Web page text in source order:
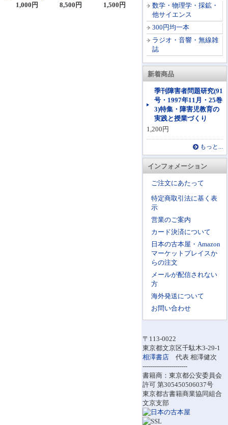
数学・物理学・採鉱・
他サイエンス
300円均一本
ラジオ・音響・無線雑
誌
新着商品
季刊障害者問題研究(91
号・1997年11月・25巻
3)特集・障害児教育の
実践と授業づくり
1,200円
もっと...
インフォメーション
ご注文にあたって
特定商取引法に基く表
示
営業のご案内
カード決済について
日本の古本屋・Amazon
マーケットプレイスか
らの注文
メールが配信されない
方
海外発送について
お問い合わせ
〒113-0022
東京都文京区千駄木3-29-1
相澤書店 代表 相澤健次
----------------------
書籍商：東京都公安委員会
許可 第305450506037号
東京都古書籍商業協同組合
文京支部
1,000円
8,500円
1,500円